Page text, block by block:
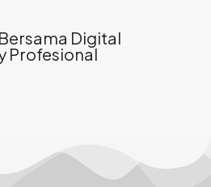
Digital
Profesional